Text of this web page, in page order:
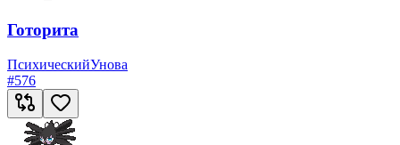
Готорита
ПсихическийУнова
#576